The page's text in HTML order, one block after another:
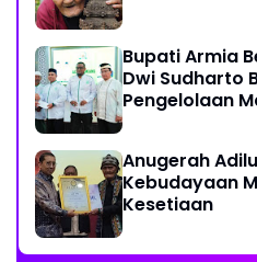
Bupati Armia
Dwi Sudharto
Pengelolaan
Anugerah
Kebudayaan
Kesetiaan